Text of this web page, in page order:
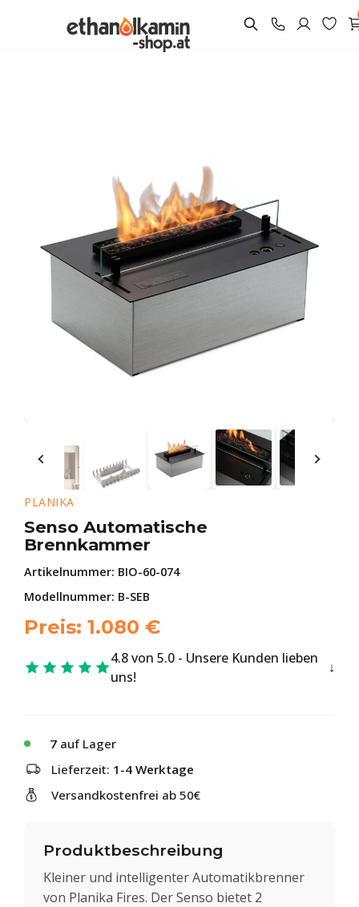
PLANIKA
Senso Automatische
Brennkammer
Artikelnummer: BIO-60-074
Modellnummer: B-SEB
Preis: 1.080 €
4.8 von 5.0 - Unsere Kunden lieben
uns!
7 auf Lager
Lieferzeit: 1-4 Werktage
Versandkostenfrei ab 50€
Produktbeschreibung
Kleiner und intelligenter Automatikbrenner
von Planika Fires. Der Senso bietet 2